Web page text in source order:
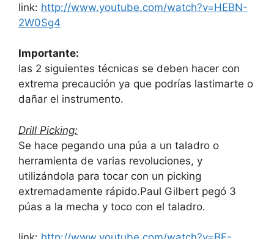
link: http://www.youtube.com/watch?v=HEBN-
2W0Sg4
Importante:
las 2 siguientes técnicas se deben hacer con
extrema precaución ya que podrías lastimarte o
dañar el instrumento.
Drill Picking:
Se hace pegando una púa a un taladro o
herramienta de varias revoluciones, y
utilizándola para tocar con un picking
extremadamente rápido.Paul Gilbert pegó 3
púas a la mecha y toco con el taladro.